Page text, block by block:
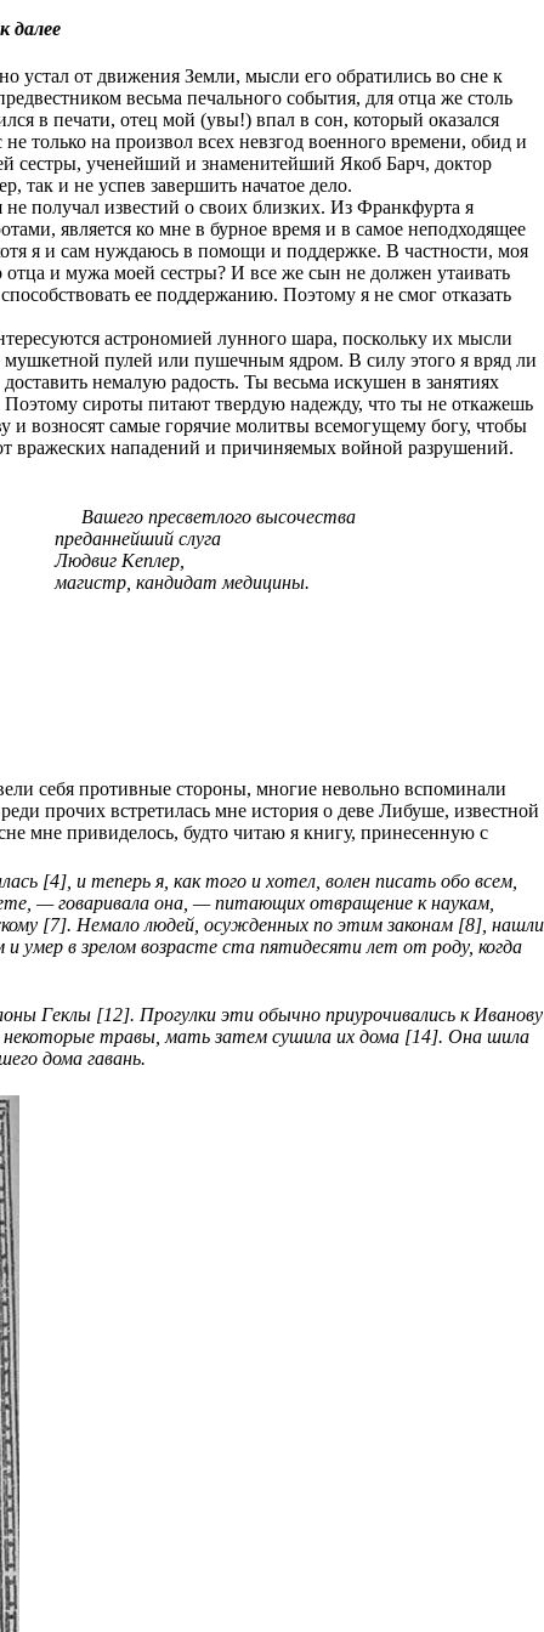
далее
устал от движения Земли, мысли его обратились во сне к
весьма печального события, для отца же столь
в печати, отец мой (увы!) впал в сон, который оказался
только на произвол всех невзгод военного времени, обид и
сестры, ученейший и знаменитейший Якоб Барч, доктор
так и не успев завершить начатое дело.
получал известий о своих близких. Из Франкфурта я
является ко мне в бурное время и в самое неподходящее
я и сам нуждаюсь в помощи и поддержке. В частности, моя
и мужа моей сестры? И все же сын не должен утаивать
ее поддержанию. Поэтому я не смог отказать
астрономией лунного шара, поскольку их мысли
пулей или пушечным ядром. В силу этого я вряд ли
немалую радость. Ты весьма искушен в занятиях
Поэтому сироты питают твердую надежду, что ты не откажешь
и возносят самые горячие молитвы всемогущему богу, чтобы
вражеских нападений и причиняемых войной разрушений.
Вашего пресветлого высочества
преданнейший слуга
Людвиг Кеплер,
магистр, кандидат медицины.
себя противные стороны, многие невольно вспоминали
прочих встретилась мне история о деве Либуше, известной
мне привиделось, будто читаю я книгу, принесенную с
[4], и теперь я, как того и хотел, волен писать обо всем,
— говаривала она, — питающих отвращение к наукам,
[7]. Немало людей, осужденных по этим законам [8], нашли
умер в зрелом возрасте ста пятидесяти лет от роду, когда
Геклы [12]. Прогулки эти обычно приурочивались к Иванову
некоторые травы, мать затем сушила их дома [14]. Она шила
дома гавань.